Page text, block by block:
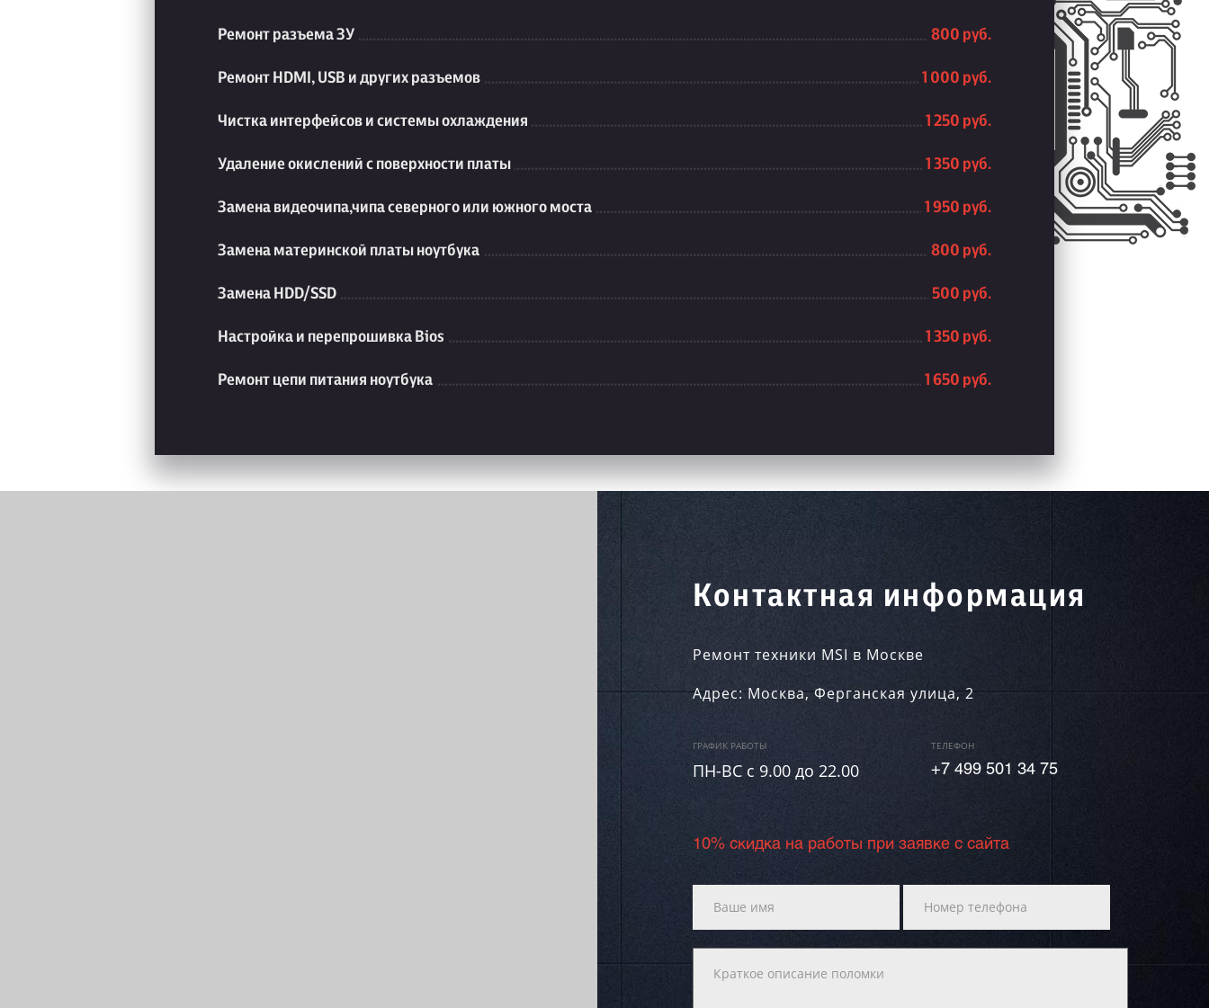
Ремонт разъема ЗУ 800 руб.
Ремонт HDMI, USB и других разъемов 1 000 руб.
Чистка интерфейсов и системы охлаждения 1 250 руб.
Удаление окислений с поверхности платы 1 350 руб.
Замена видеочипа,чипа северного или южного моста 1 950 руб.
Замена материнской платы ноутбука 800 руб.
Замена HDD/SSD 500 руб.
Настройка и перепрошивка Bios 1 350 руб.
Ремонт цепи питания ноутбука 1 650 руб.
Контактная информация
Ремонт техники MSI в Москве
Адрес:Москва,Ферганская улица, 2
ГРАФИК РАБОТЫ
ПН-ВC c 9.00 до 22.00
ТЕЛЕФОН
+7 499 501 34 75
10% скидка на работы при заявке с сайта